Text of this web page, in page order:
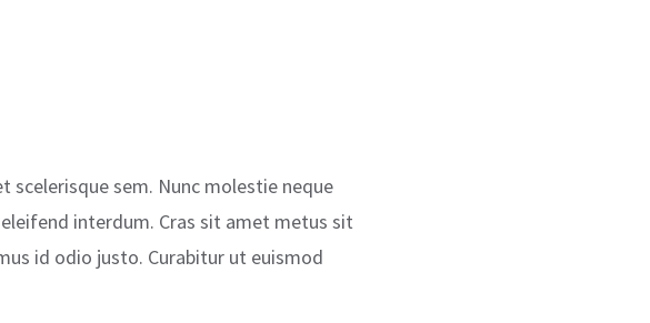
sem. Nunc molestie neque
interdum. Cras sit amet metus sit
id odio justo. Curabitur ut euismod